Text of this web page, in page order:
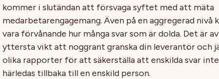
kommer i slutändan att försvaga syftet med att mäta
medarbetarengagemang. Även på en aggregerad nivå
vara förvånande hur många svar som är dolda. Det är av
yttersta vikt att noggrant granska din leverantör och
olika rapporter för att säkerställa att enskilda svar
härledas tillbaka till en enskild person.